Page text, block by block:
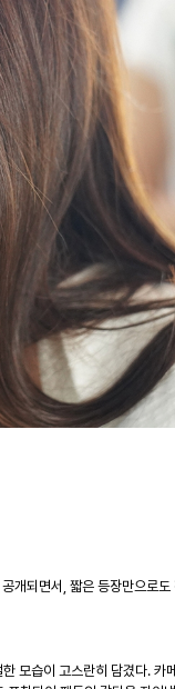
면서, 짧은 등장만으로
모습이 고스란히 담겼다.